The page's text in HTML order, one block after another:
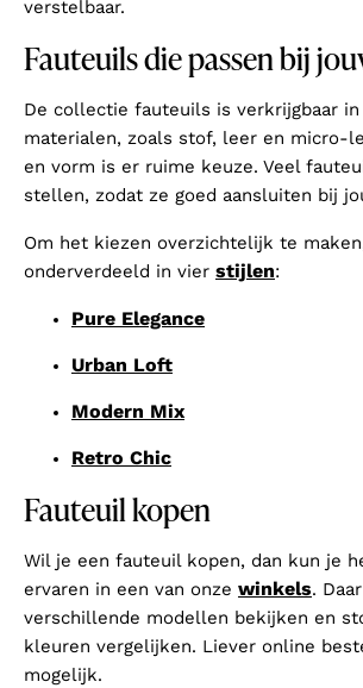
verstelbaar.
Fauteuils die passen bij
De collectie fauteuils is verkrijgbaar
materialen, zoals stof, leer en micro-
en vorm is er ruime keuze. Veel
stellen, zodat ze goed aansluiten bij
Om het kiezen overzichtelijk te
onderverdeeld in vier stijlen:
Pure Elegance
Urban Loft
Modern Mix
Retro Chic
Fauteuil kopen
Wil je een fauteuil kopen, dan kun je
ervaren in een van onze winkels.
verschillende modellen bekijken en
kleuren vergelijken. Liever online
mogelijk.